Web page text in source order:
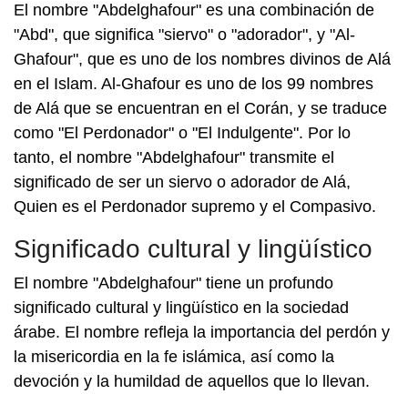
El nombre "Abdelghafour" es una combinación de
"Abd", que significa "siervo" o "adorador", y "Al-
Ghafour", que es uno de los nombres divinos de Alá
en el Islam. Al-Ghafour es uno de los 99 nombres
de Alá que se encuentran en el Corán, y se traduce
como "El Perdonador" o "El Indulgente". Por lo
tanto, el nombre "Abdelghafour" transmite el
significado de ser un siervo o adorador de Alá,
Quien es el Perdonador supremo y el Compasivo.
Significado cultural y lingüístico
El nombre "Abdelghafour" tiene un profundo
significado cultural y lingüístico en la sociedad
árabe. El nombre refleja la importancia del perdón y
la misericordia en la fe islámica, así como la
devoción y la humildad de aquellos que lo llevan.